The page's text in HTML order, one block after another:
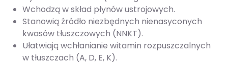
Wchodzą w skład płynów ustrojowych.
Stanowią źródło niezbędnych nienasyconych
kwasów tłuszczowych (NNKT).
Ułatwiają wchłanianie witamin rozpuszczalnych
w tłuszczach (A, D, E, K).